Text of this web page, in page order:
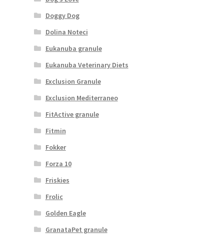
Doggy Dog
Dolina Noteci
Eukanuba granule
Eukanuba Veterinary Diets
Exclusion Granule
Exclusion Mediterraneo
FitActive granule
Fitmin
Fokker
Forza 10
Friskies
Frolic
Golden Eagle
GranataPet granule